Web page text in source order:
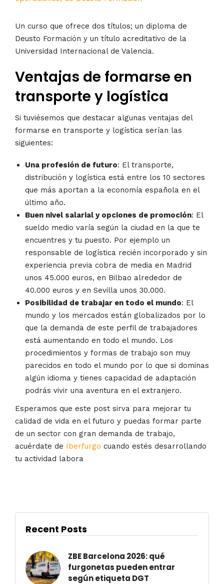
Un curso que ofrece dos títulos; un diploma de
Deusto Formación y un título acreditativo de la
Universidad Internacional de Valencia.
Ventajas de formarse en
transporte y logística
Si tuviésemos que destacar algunas ventajas del
formarse en transporte y logística serían las
siguientes:
Una profesión de futuro: El transporte,
distribución y logística está entre los 10 sectores
que más aportan a la economía española en el
último año.
Buen nivel salarial y opciones de promoción: El
sueldo medio varía según la ciudad en la que te
encuentres y tu puesto. Por ejemplo un
responsable de logística recién incorporado y sin
experiencia previa cobra de media en Madrid
unos 45.000 euros, en Bilbao alrededor de
40.000 euros y en Sevilla unos 30.000.
Posibilidad de trabajar en todo el mundo: El
mundo y los mercados están globalizados por lo
que la demanda de este perfil de trabajadores
está aumentando en todo el mundo. Los
procedimientos y formas de trabajo son muy
parecidos en todo el mundo por lo que si dominas
algún idioma y tienes capacidad de adaptación
podrás vivir una aventura en el extranjero.
Esperamos que este post sirva para mejorar tu
calidad de vida en el futuro y puedas formar parte
de un sector con gran demanda de trabajo,
acuérdate de Iberfurgo cuando estés desarrollando
tu actividad labora
Recent Posts
ZBE Barcelona 2026: qué
furgonetas pueden entrar
según etiqueta DGT